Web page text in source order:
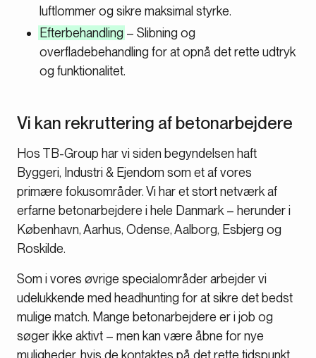
luftlommer og sikre maksimal styrke.
Efterbehandling – Slibning og
overfladebehandling for at opnå det rette udtryk
og funktionalitet.
Vi kan rekruttering af betonarbejdere
Hos TB-Group har vi siden begyndelsen haft
Byggeri, Industri & Ejendom som et af vores
primære fokusområder. Vi har et stort netværk af
erfarne betonarbejdere i hele Danmark – herunder i
København, Aarhus, Odense, Aalborg, Esbjerg og
Roskilde.
Som i vores øvrige specialområder arbejder vi
udelukkende med headhunting for at sikre det bedst
mulige match. Mange betonarbejdere er i job og
søger ikke aktivt – men kan være åbne for nye
muligheder, hvis de kontaktes på det rette tidspunkt.